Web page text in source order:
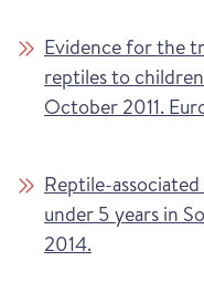
Evidence for the
reptiles to
October 2011.
Reptile-
under 5 years in
2014.